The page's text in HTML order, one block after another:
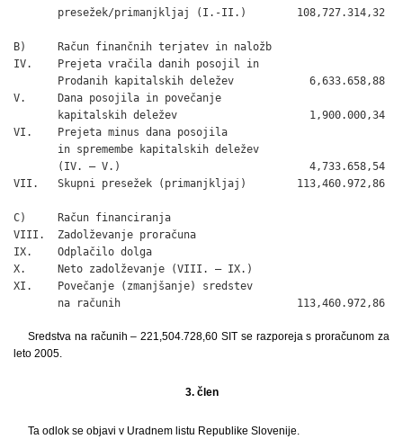
       presežek/primanjkljaj (I.-II.)        108,727.314,32
B)     Račun finančnih terjatev in naložb
IV.    Prejeta vračila danih posojil in
       Prodanih kapitalskih deležev            6,633.658,88
V.     Dana posojila in povečanje
       kapitalskih deležev                     1,900.000,34
VI.    Prejeta minus dana posojila
       in spremembe kapitalskih deležev
       (IV. – V.)                              4,733.658,54
VII.   Skupni presežek (primanjkljaj)        113,460.972,86
C)     Račun financiranja
VIII.  Zadolževanje proračuna
IX.    Odplačilo dolga
X.     Neto zadolževanje (VIII. – IX.)
XI.    Povečanje (zmanjšanje) sredstev
       na računih                            113,460.972,86
Sredstva na računih – 221,504.728,60 SIT se razporeja s proračunom za
leto 2005.
3. člen
Ta odlok se objavi v Uradnem listu Republike Slovenije.